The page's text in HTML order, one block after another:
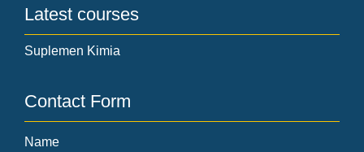
Latest courses
Suplemen Kimia
Contact Form
Name